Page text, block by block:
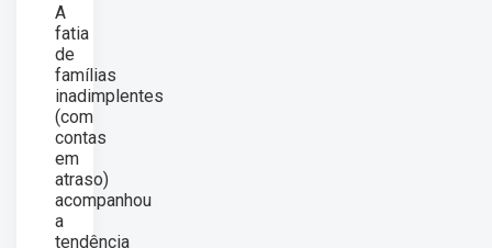
A
fatia
de
famílias
inadimplentes
(com
contas
em
atraso)
acompanhou
a
tendência